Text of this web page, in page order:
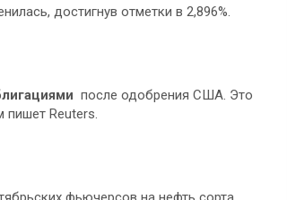
достигнув отметки в 2,896%.
после одобрения США. Это
Reuters.